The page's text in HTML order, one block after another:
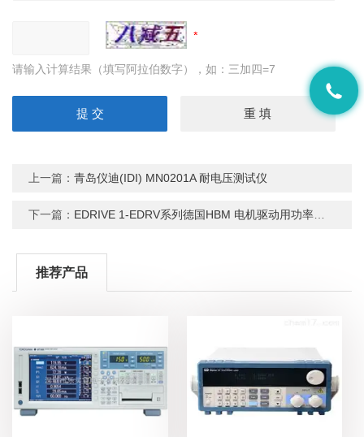
请输入计算结果（填写阿拉伯数字），如：三加四=7
上一篇：青岛仪迪(IDI) MN0201A 耐电压测试仪
下一篇： EDRIVE 1-EDRV系列德国HBM 电机驱动用功率分析仪
推荐产品